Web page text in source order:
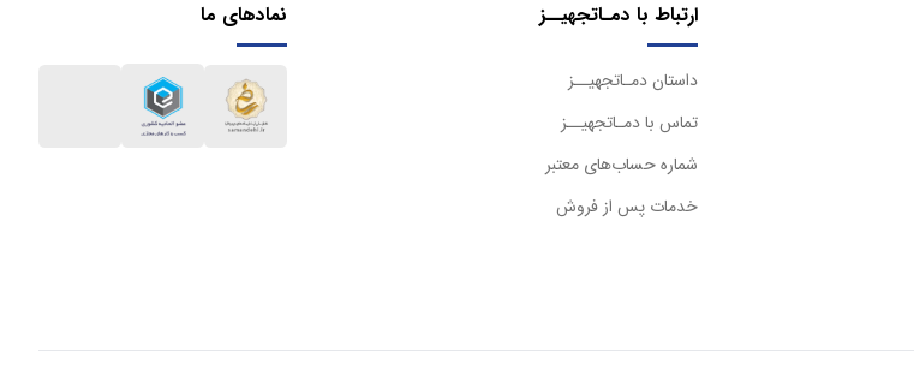
ارتباط با دمـاتجهیــز
داستان دمـاتجهیــز
تماس با دمـاتجهیــز
شماره حساب‌های معتبر
خدمات پس از فروش
نمادهای ما